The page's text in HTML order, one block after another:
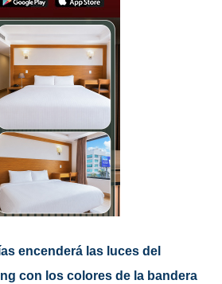
encenderá las luces del
con los colores de la bandera